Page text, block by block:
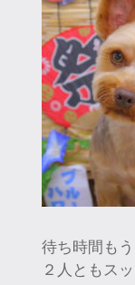
待ち時間も
２人ともス